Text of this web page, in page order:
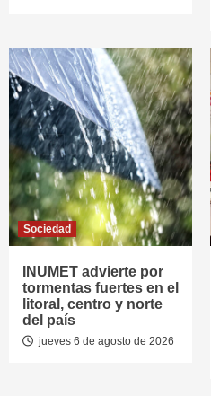
Sociedad
INUMET advierte por
tormentas fuertes en el
litoral, centro y norte
del país
jueves 6 de agosto de 2026